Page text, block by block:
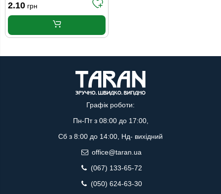
2.10 грн
Графік роботи:
Пн-Пт з 08:00 до 17:00,
Сб з 8:00 до 14:00, Нд- вихідний
office@taran.ua
(067) 133-65-72
(050) 624-63-30